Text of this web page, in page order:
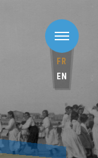
FR
EN